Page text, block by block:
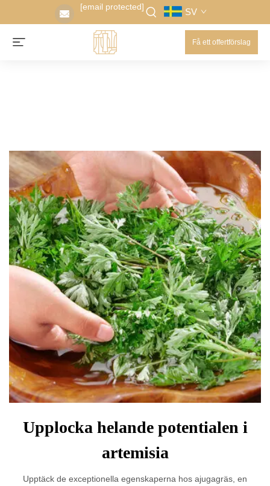
[email protected] SV
Få ett offertförslag
Upplocka helande potentialen i
artemisia
Upptäck de exceptionella egenskaperna hos ajugagräs, en